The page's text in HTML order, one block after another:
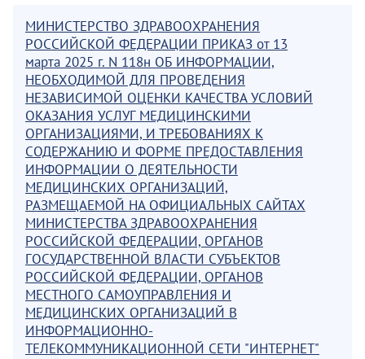
МИНИСТЕРСТВО ЗДРАВООХРАНЕНИЯ
РОССИЙСКОЙ ФЕДЕРАЦИИ ПРИКАЗ от 13
марта 2025 г. N 118н ОБ ИНФОРМАЦИИ,
НЕОБХОДИМОЙ ДЛЯ ПРОВЕДЕНИЯ
НЕЗАВИСИМОЙ ОЦЕНКИ КАЧЕСТВА УСЛОВИЙ
ОКАЗАНИЯ УСЛУГ МЕДИЦИНСКИМИ
ОРГАНИЗАЦИЯМИ, И ТРЕБОВАНИЯХ К
СОДЕРЖАНИЮ И ФОРМЕ ПРЕДОСТАВЛЕНИЯ
ИНФОРМАЦИИ О ДЕЯТЕЛЬНОСТИ
МЕДИЦИНСКИХ ОРГАНИЗАЦИЙ,
РАЗМЕЩАЕМОЙ НА ОФИЦИАЛЬНЫХ САЙТАХ
МИНИСТЕРСТВА ЗДРАВООХРАНЕНИЯ
РОССИЙСКОЙ ФЕДЕРАЦИИ, ОРГАНОВ
ГОСУДАРСТВЕННОЙ ВЛАСТИ СУБЪЕКТОВ
РОССИЙСКОЙ ФЕДЕРАЦИИ, ОРГАНОВ
МЕСТНОГО САМОУПРАВЛЕНИЯ И
МЕДИЦИНСКИХ ОРГАНИЗАЦИЙ В
ИНФОРМАЦИОННО-
ТЕЛЕКОММУНИКАЦИОННОЙ СЕТИ "ИНТЕРНЕТ"